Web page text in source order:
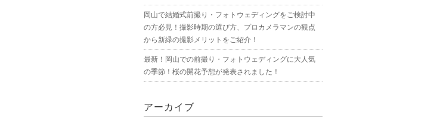
岡山で結婚式前撮り・フォトウェディングをご検討中
の方必見！撮影時期の選び方、プロカメラマンの観点
から新緑の撮影メリットをご紹介！
最新！岡山での前撮り・フォトウェディングに大人気
の季節！桜の開花予想が発表されました！
アーカイブ